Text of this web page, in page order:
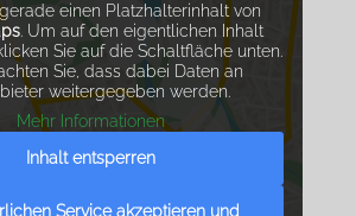
einen Platzhalterinhalt von
. Um auf den eigentlichen Inhalt
Sie auf die Schaltfläche unten.
Sie, dass dabei Daten an
weitergegeben werden.
Mehr Informationen
Inhalt entsperren
Service akzeptieren und